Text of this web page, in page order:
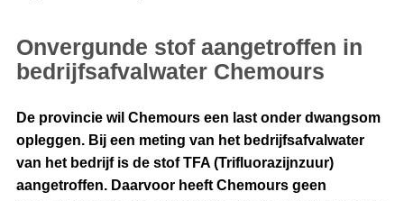
Onvergunde stof aangetroffen in
bedrijfsafvalwater Chemours
De provincie wil Chemours een last onder dwangsom
opleggen. Bij een meting van het bedrijfsafvalwater
van het bedrijf is de stof TFA (Trifluorazijnzuur)
aangetroffen. Daarvoor heeft Chemours geen